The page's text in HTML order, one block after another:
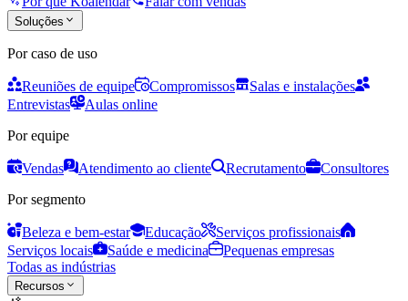
Soluções
Por caso de uso
Reuniões de equipe Compromissos
Salas e instalações
Entrevistas
Aulas online
Por equipe
Vendas Atendimento ao cliente Recrutamento
Consultores
Por segmento
Beleza e bem-estar Educação
Serviços profissionais
Serviços locais
Saúde e medicina
Pequenas empresas
Todas as indústrias
Recursos